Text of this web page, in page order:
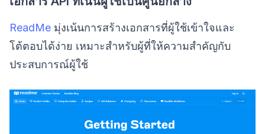
ReadMe มุ่งเน้นการสร้างเอกสารที่ผู้ใช้เข้าใจและ
โต้ตอบได้ง่าย เหมาะสำหรับผู้ที่ให้ความสำคัญกับ
ประสบการณ์ผู้ใช้